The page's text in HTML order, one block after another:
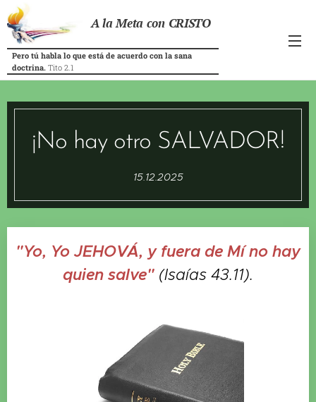
A la Meta con CRISTO
Pero tú habla lo que está de acuerdo con la sana
doctrina. Tito 2.1
¡No hay otro SALVADOR!
15.12.2025
"Yo, Yo JEHOVÁ, y fuera de Mí no hay
quien salve" (Isaías 43.11).